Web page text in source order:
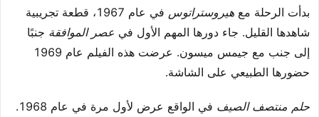
بدأت الرحلة مع هيروستراتوس
في عام 1967، قطعة تجريبية
شاهدها القليل. جاء دورها المهم الأول في عصر الموافقة جنبًا
إلى جنب مع جيمس ميسون. عرضت هذه الفيلم عام 1969
حضورها الطبيعي على الشاشة.
حلم منتصف الصيف
في الواقع عرض لأول مرة في عام 1968.